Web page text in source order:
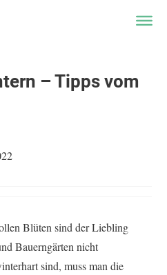
– Tipps vom
Blüten sind der Liebling
Bauerngärten nicht
sind, muss man die